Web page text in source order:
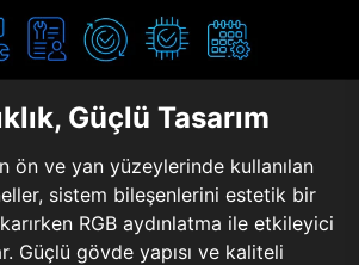
Güçlü Tasarım
ön ve yan yüzeylerinde kullanılan
sistem bileşenlerini estetik bir
RGB aydınlatma ile etkileyici
Güçlü gövde yapısı ve kaliteli